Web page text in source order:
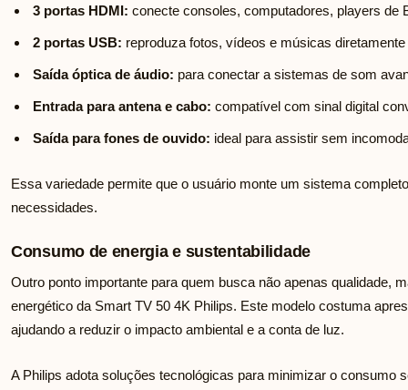
3 portas HDMI: conecte consoles, computadores, players de
2 portas USB: reproduza fotos, vídeos e músicas
Saída óptica de áudio: para conectar a sistemas de som
Entrada para antena e cabo: compatível com sinal digital
Saída para fones de ouvido: ideal para assistir sem
Essa variedade permite que o usuário monte um sistema
necessidades.
Consumo de energia e sustentabilidade
Outro ponto importante para quem busca não apenas qualidade,
energético da Smart TV 50 4K Philips. Este modelo costuma
ajudando a reduzir o impacto ambiental e a conta de luz.
A Philips adota soluções tecnológicas para minimizar o consumo